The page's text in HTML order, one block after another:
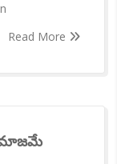
Read More